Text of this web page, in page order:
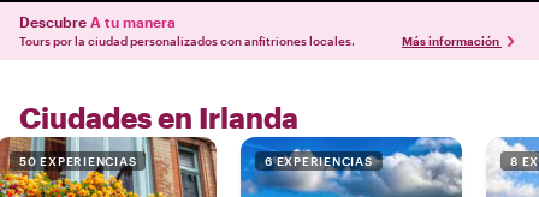
Descubre A tu manera
Tours por la ciudad personalizados con anfitriones locales. Más información
Ciudades en Irlanda
50 EXPERIENCIAS 6 EXPERIENCIAS 8